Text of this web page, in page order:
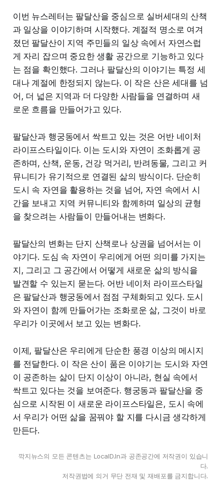
이번 뉴스레터는 팔달산을 중심으로 실버세대의 산책
과 일상을 이야기하며 시작했다. 계절적 명소로 여겨
졌던 팔달산이 지역 주민들의 일상 속에서 자연스럽
게 자리 잡으며 중요한 생활 공간으로 기능하고 있다
는 점을 확인했다. 그러나 팔달산의 이야기는 특정 세
대나 계절에 한정되지 않는다. 이 작은 산은 세대를 넘
어, 더 넓은 지역과 더 다양한 사람들을 연결하며 새
로운 흐름을 만들어가고 있다.
팔달산과 행궁동에서 싹트고 있는 것은 어반 네이처
라이프스타일이다. 이는 도시와 자연이 조화롭게 공
존하며, 산책, 운동, 건강 먹거리, 반려동물, 그리고 커
뮤니티가 유기적으로 연결된 삶의 방식이다. 단순히
도시 속 자연을 활용하는 것을 넘어, 자연 속에서 시
간을 보내고 지역 커뮤니티와 함께하며 일상의 균형
을 찾으려는 사람들이 만들어내는 변화다.
팔달산의 변화는 단지 산책로나 상권을 넘어서는 이
야기다. 도심 속 자연이 우리에게 어떤 의미를 가지는
지, 그리고 그 공간에서 어떻게 새로운 삶의 방식을
발견할 수 있는지 묻는다. 어반 네이처 라이프스타일
은 팔달산과 행궁동에서 점점 구체화되고 있다. 도시
와 자연이 함께 만들어가는 조화로운 삶, 그것이 바로
우리가 이곳에서 보고 있는 변화다.
이제, 팔달산은 우리에게 단순한 풍경 이상의 메시지
를 전달한다. 이 작은 산이 품은 이야기는 도시와 자연
이 공존하는 삶이 단지 이상이 아니라, 현실 속에서
싹트고 있다는 것을 보여준다. 행궁동과 팔달산을 중
심으로 시작된 이 새로운 라이프스타일은, 도시 속에
서 우리가 어떤 삶을 꿈꿔야 할 지를 다시금 생각하게
만든다.
깍지뉴스의 모든 콘텐츠는 LocalD.In과 공존공간에 저작권이 있습니
다.
저작권법에 의거 무단 전재 및 재배포를 금지합니다.